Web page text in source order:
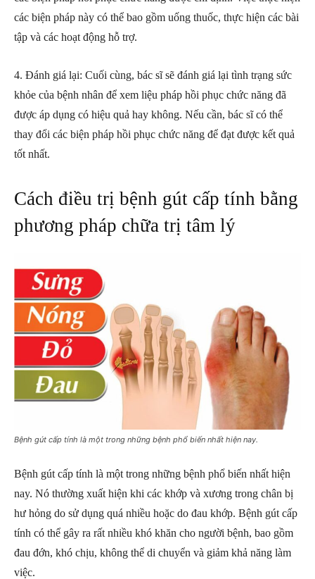
các biện pháp này có thể bao gồm uống thuốc, thực hiện các bài
tập và các hoạt động hỗ trợ.
4. Đánh giá lại: Cuối cùng, bác sĩ sẽ đánh giá lại tình trạng sức
khỏe của bệnh nhân để xem liệu pháp hồi phục chức năng đã
được áp dụng có hiệu quả hay không. Nếu cần, bác sĩ có thể
thay đổi các biện pháp hồi phục chức năng để đạt được kết quả
tốt nhất.
Cách điều trị bệnh gút cấp tính bằng
phương pháp chữa trị tâm lý
Bệnh gút cấp tính là một trong những bệnh phổ biến nhất hiện nay.
Bệnh gút cấp tính là một trong những bệnh phổ biến nhất hiện
nay. Nó thường xuất hiện khi các khớp và xương trong chân bị
hư hỏng do sử dụng quá nhiều hoặc do đau khớp. Bệnh gút cấp
tính có thể gây ra rất nhiều khó khăn cho người bệnh, bao gồm
đau đớn, khó chịu, không thể di chuyển và giảm khả năng làm
việc.